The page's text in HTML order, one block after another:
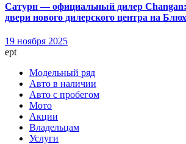
Сатурн — официальный дилер Changan:
двери нового дилерского центра на
19 ноября 2025
ept
Модельный ряд
Авто в наличии
Авто с пробегом
Мото
Акции
Владельцам
Услуги